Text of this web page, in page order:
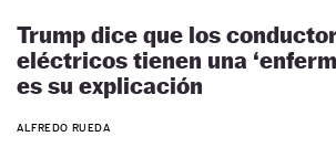
Trump dice que los
eléctricos tienen una
es su explicación
ALFREDO RUEDA